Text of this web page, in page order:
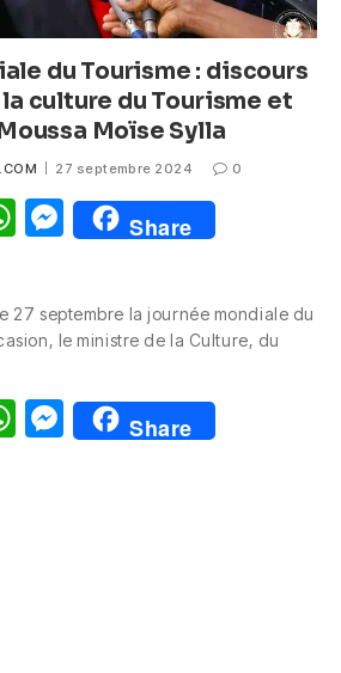
du Tourisme : discours
culture du Tourisme et
Moïse Sylla
27 septembre 2024 0
W
s
p
p
M
e
e
g
er
Share
27 septembre la journée mondiale du
le ministre de la Culture, du
W M
e
Share